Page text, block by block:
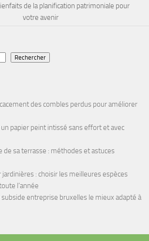
de la planification patrimoniale pour
votre avenir
Rechercher
des combles perdus pour améliorer
papier peint intissé sans effort et avec
de sa terrasse : méthodes et astuces
jardinières : choisir les meilleures espèces
l’année
entreprise bruxelles le mieux adapté à